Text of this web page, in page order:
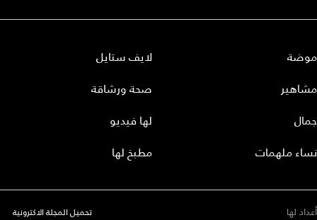
موضة
مشاهير
جمال
نساء ملهمات
لايف ستايل
صحة ورشاقة
لها فيديو
مطبخ لها
أعداد لها
تحميل المجلة الاكترونية